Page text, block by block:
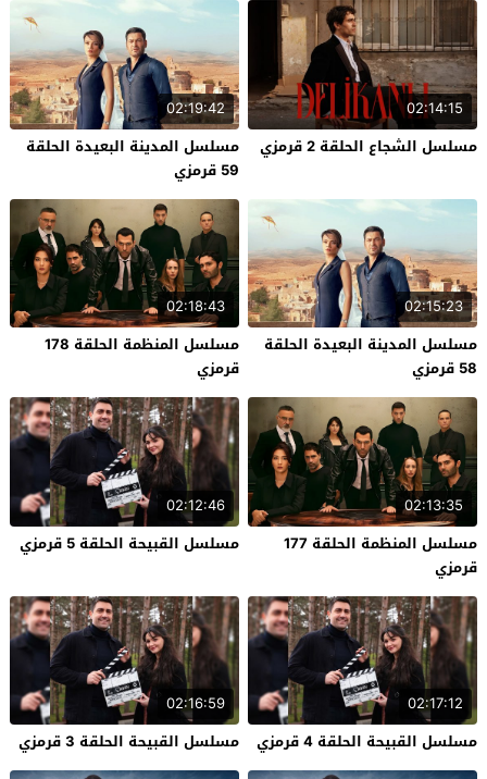
02:14:15
مسلسل الشجاع الحلقة 2 قرمزي
02:19:42
مسلسل المدينة البعيدة الحلقة
59 قرمزي
02:15:23
مسلسل المدينة البعيدة الحلقة
58 قرمزي
02:18:43
مسلسل المنظمة الحلقة 178
قرمزي
02:13:35
مسلسل المنظمة الحلقة 177
قرمزي
02:12:46
مسلسل القبيحة الحلقة 5 قرمزي
02:17:12
مسلسل القبيحة الحلقة 4 قرمزي
02:16:59
مسلسل القبيحة الحلقة 3 قرمزي